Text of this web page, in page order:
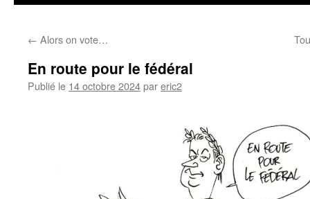
← Alors on vote…
En route pour le fédéral
Publié le 14 octobre 2024pareric2